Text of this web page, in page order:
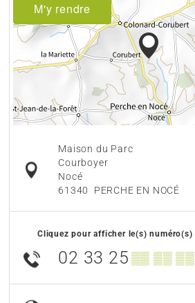
M'y rendre
Maison du Parc
Courboyer
Nocé
61340
PERCHE EN NOCÉ
Cliquez pour afficher le(s) numéro(s)
02 33 25 ▒▒ ▒▒ ▒▒